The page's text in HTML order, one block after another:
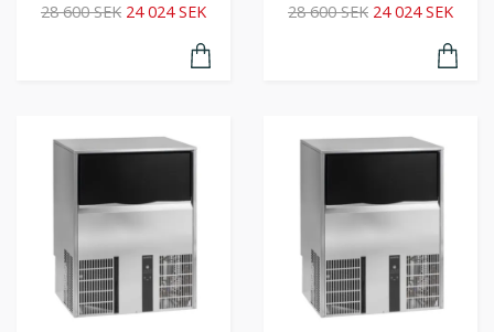
28 600 SEK 24 024 SEK 28 600 SEK 24 024 SEK